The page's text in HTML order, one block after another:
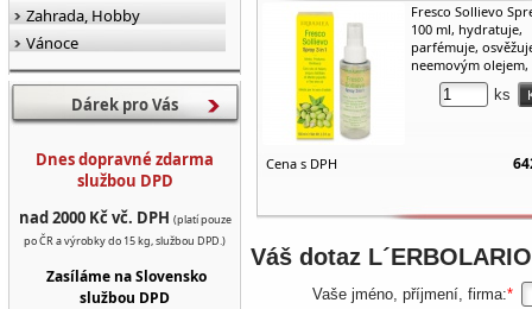
Fresco Sollievo
100 ml, hydratuje,
parfémuje,
neemovým olejem,
ks
Cena s DPH
Váš dotaz
Vaše jméno, příjmení, firma:*
Zahrada, Hobby
Vánoce
Dárek pro Vás
Dnes dopravné zdarma
službou DPD
nad 2000 Kč vč. DPH (platí pouze
po ČR a výrobky do 15 kg, službou DPD.)
Zasíláme na Slovensko
službou DPD